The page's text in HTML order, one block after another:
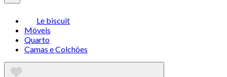
Le biscuit
Móveis
Quarto
Camas e Colchões